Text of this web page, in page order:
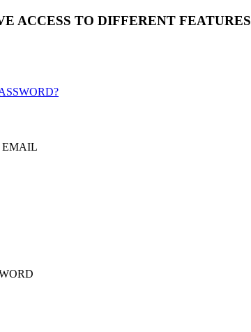
ACCESS TO DIFFERENT FEATURES
EMAIL